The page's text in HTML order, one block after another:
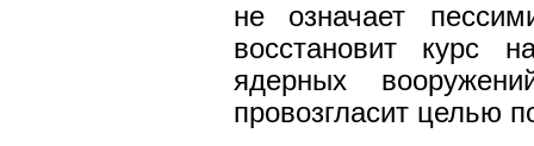
не означает
восстановит курс
ядерных
провозгласит целью